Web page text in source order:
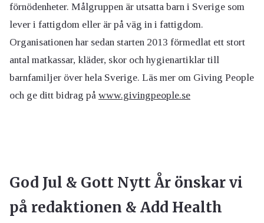
förnödenheter. Målgruppen är utsatta barn i Sverige som
lever i fattigdom eller är på väg in i fattigdom.
Organisationen har sedan starten 2013 förmedlat ett stort
antal matkassar, kläder, skor och hygienartiklar till
barnfamiljer över hela Sverige. Läs mer om Giving People
och ge ditt bidrag på www.givingpeople.se
God Jul & Gott Nytt År önskar vi
på redaktionen & Add Health